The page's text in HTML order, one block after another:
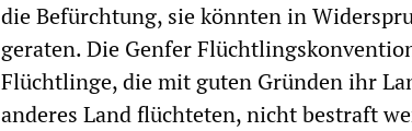
die Befürchtung, sie könnten in
geraten. Die Genfer
Flüchtlinge, die mit guten Gründen ihr
anderes Land flüchteten, nicht bestraft